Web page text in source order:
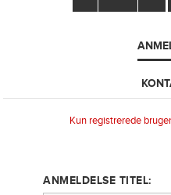
Kun registrerede
ANMELDELSE TITEL: